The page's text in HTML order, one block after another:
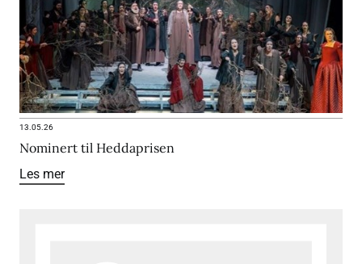
13.05.26
Nominert til Heddaprisen
Les mer